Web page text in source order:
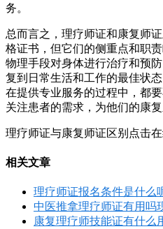
务。
总而言之，理疗师证和康复师
格证书，但它们的侧重点和职
物理手段对身体进行治疗和预
复到日常生活和工作的最佳状
在提供专业服务的过程中，都
关注患者的需求，为他们的康复
理疗师证与康复师证区别点击
相关文章
理疗师证报名条件是什么
中医推拿理疗师证有用吗
康复理疗师技能证有什么